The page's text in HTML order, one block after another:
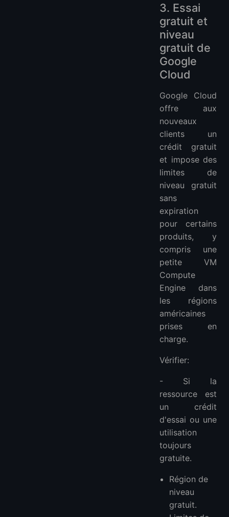
3. Essai
gratuit et
niveau
gratuit de
Google
Cloud
Google Cloud
offre aux
nouveaux
clients un
crédit gratuit
et impose des
limites de
niveau gratuit
sans
expiration
pour certains
produits, y
compris une
petite VM
Compute
Engine dans
les régions
américaines
prises en
charge.
Vérifier:
- Si la
ressource est
un crédit
d'essai ou une
utilisation
toujours
gratuite.
Région de
niveau
gratuit.